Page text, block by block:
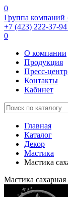
0
Группа компаний
+7 (423) 222-37-94
0
О компании
Продукция
Пресс-центр
Контакты
Кабинет
Главная
Каталог
Декор
Мастика
Мастика
Мастика сахарная